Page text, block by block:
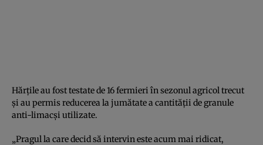
Hărțile au fost testate de 16 fermieri în sezonul agricol trecut
și au permis reducerea la jumătate a cantității de granule
anti-limacși utilizate.
„Pragul la care decid să intervin este acum mai ridicat,